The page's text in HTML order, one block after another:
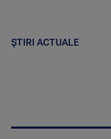
ȘTIRI ACTUALE